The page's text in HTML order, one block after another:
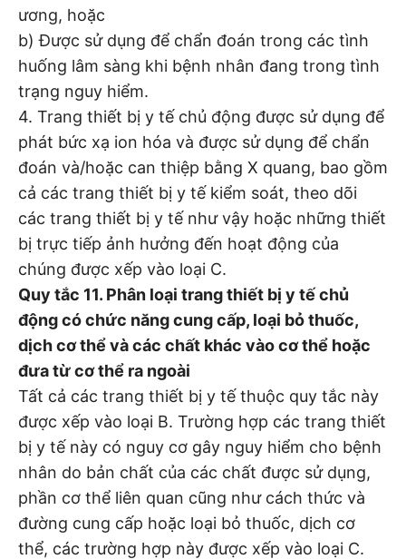
ương, hoặc
b) Được sử dụng để chẩn đoán trong các tình
huống lâm sàng khi bệnh nhân đang trong tình
trạng nguy hiểm.
4. Trang thiết bị y tế chủ động được sử dụng để
phát bức xạ ion hóa và được sử dụng để chẩn
đoán và/hoặc can thiệp bằng X quang, bao gồm
cả các trang thiết bị y tế kiểm soát, theo dõi
các trang thiết bị y tế như vậy hoặc những thiết
bị trực tiếp ảnh hưởng đến hoạt động của
chúng được xếp vào loại C.
Quy tắc 11. Phân loại trang thiết bị y tế chủ
động có chức năng cung cấp, loại bỏ thuốc,
dịch cơ thể và các chất khác vào cơ thể hoặc
đưa từ cơ thể ra ngoài
Tất cả các trang thiết bị y tế thuộc quy tắc này
được xếp vào loại B. Trường hợp các trang thiết
bị y tế này có nguy cơ gây nguy hiểm cho bệnh
nhân do bản chất của các chất được sử dụng,
phần cơ thể liên quan cũng như cách thức và
đường cung cấp hoặc loại bỏ thuốc, dịch cơ
thể, các trường hợp này được xếp vào loại C.